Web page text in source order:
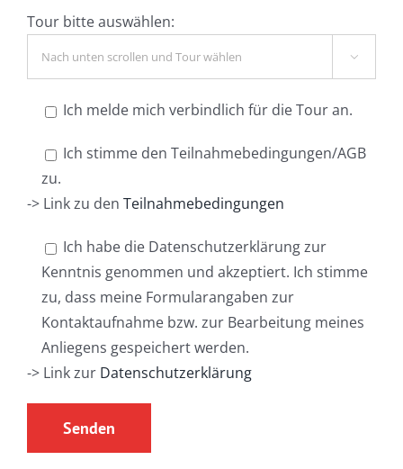
Tour bitte auswählen:

Ich melde mich verbindlich für die Tour an.
Ich stimme den Teilnahmebedingungen/AGB
zu.
-> Link zu den Teilnahmebedingungen
Ich habe die Datenschutzerklärung zur
Kenntnis genommen und akzeptiert. Ich stimme
zu, dass meine Formularangaben zur
Kontaktaufnahme bzw. zur Bearbeitung meines
Anliegens gespeichert werden.
-> Link zur Datenschutzerklärung